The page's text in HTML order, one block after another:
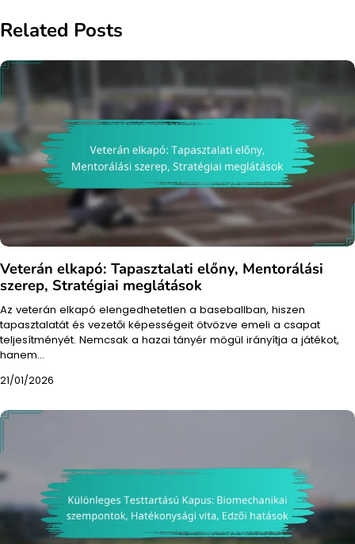
Related Posts
Veterán elkapó: Tapasztalati előny, Mentorálási
szerep, Stratégiai meglátások
Az veterán elkapó elengedhetetlen a baseballban, hiszen
tapasztalatát és vezetői képességeit ötvözve emeli a csapat
teljesítményét. Nemcsak a hazai tányér mögül irányítja a játékot,
hanem…
21/01/2026